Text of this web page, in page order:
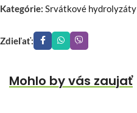
Kategórie: Srvátkové hydrolyzáty
Zdieľať:
Mohlo by vás zaujať